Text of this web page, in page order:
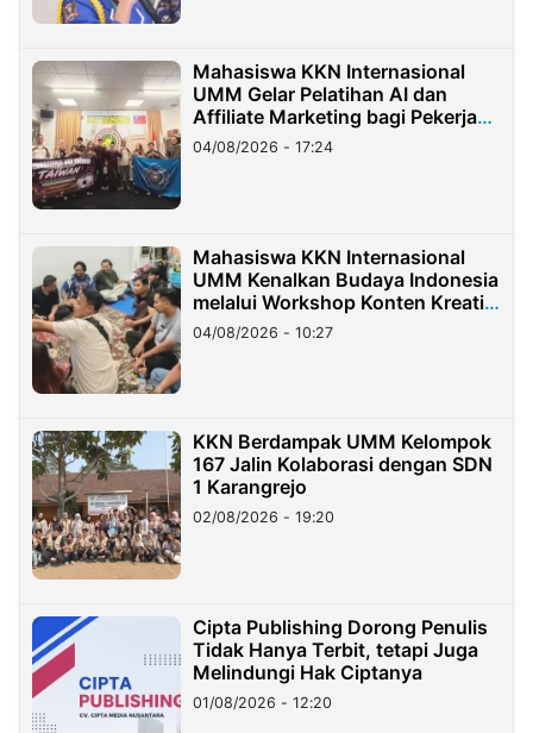
Mahasiswa KKN Internasional
UMM Gelar Pelatihan AI dan
Affiliate Marketing bagi Pekerja
Migran Indonesia di Taiwan
04/08/2026 - 17:24
Mahasiswa KKN Internasional
UMM Kenalkan Budaya Indonesia
melalui Workshop Konten Kreatif
di Taiwan
04/08/2026 - 10:27
KKN Berdampak UMM Kelompok
167 Jalin Kolaborasi dengan SDN
1 Karangrejo
02/08/2026 - 19:20
Cipta Publishing Dorong Penulis
Tidak Hanya Terbit, tetapi Juga
Melindungi Hak Ciptanya
01/08/2026 - 12:20